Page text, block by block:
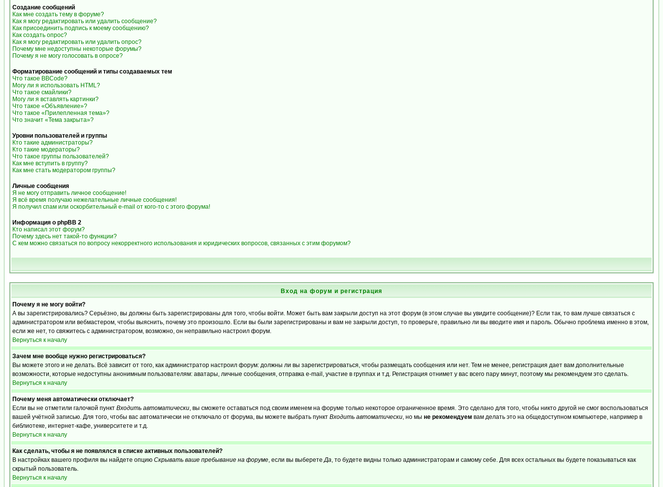
Создание сообщений
Как мне создать тему в форуме?
Как я могу редактировать или удалить сообщение?
Как присоединить подпись к моему сообщению?
Как создать опрос?
Как я могу редактировать или удалить опрос?
Почему мне недоступны некоторые форумы?
Почему я не могу голосовать в опросе?
Форматирование сообщений и типы создаваемых тем
Что такое BBCode?
Могу ли я использовать HTML?
Что такое смайлики?
Могу ли я вставлять картинки?
Что такое «Объявление»?
Что такое «Прилепленная тема»?
Что значит «Тема закрыта»?
Уровни пользователей и группы
Кто такие администраторы?
Кто такие модераторы?
Что такое группы пользователей?
Как мне вступить в группу?
Как мне стать модератором группы?
Личные сообщения
Я не могу отправить личное сообщение!
Я всё время получаю нежелательные личные сообщения!
Я получил спам или оскорбительный e-mail от кого-то с этого форума!
Информация о phpBB 2
Кто написал этот форум?
Почему здесь нет такой-то функции?
С кем можно связаться по вопросу некорректного использования и юридических вопросов, связанных с этим форумом?
Вход на форум и регистрация
Почему я не могу войти?
А вы зарегистрировались? Серьёзно, вы должны быть зарегистрированы для того, чтобы войти. Может быть вам закрыли доступ на этот форум (в этом случае вы увидите сообщение)? Если так, то вам лучше связаться с
администратором или вебмастером, чтобы выяснить, почему это произошло. Если вы были зарегистрированы и вам не закрыли доступ, то проверьте, правильно ли вы вводите имя и пароль. Обычно проблема именно в этом,
если же нет, то свяжитесь с администратором, возможно, он неправильно настроил форум.
Вернуться к началу
Зачем мне вообще нужно регистрироваться?
Вы можете этого и не делать. Всё зависит от того, как администратор настроил форум: должны ли вы зарегистрироваться, чтобы размещать сообщения или нет. Тем не менее, регистрация дает вам дополнительные
возможности, которые недоступны анонимным пользователям: аватары, личные сообщения, отправка e-mail, участие в группах и т.д. Регистрация отнимет у вас всего пару минут, поэтому мы рекомендуем это сделать.
Вернуться к началу
Почему меня автоматически отключает?
Если вы не отметили галочкой пункт Входить автоматически, вы сможете оставаться под своим именем на форуме только некоторое ограниченное время. Это сделано для того, чтобы никто другой не смог воспользоваться
вашей учётной записью. Для того, чтобы вас автоматически не отключало от форума, вы можете выбрать пункт Входить автоматически, но мы не рекомендуем вам делать это на общедоступном компьютере, например в
библиотеке, интернет-кафе, университете и т.д.
Вернуться к началу
Как сделать, чтобы я не появлялся в списке активных пользователей?
В настройках вашего профиля вы найдете опцию Скрывать ваше пребывание на форуме, если вы выберетеДа, то будете видны только администраторам и самому себе. Для всех остальных вы будете показываться как
скрытый пользователь.
Вернуться к началу